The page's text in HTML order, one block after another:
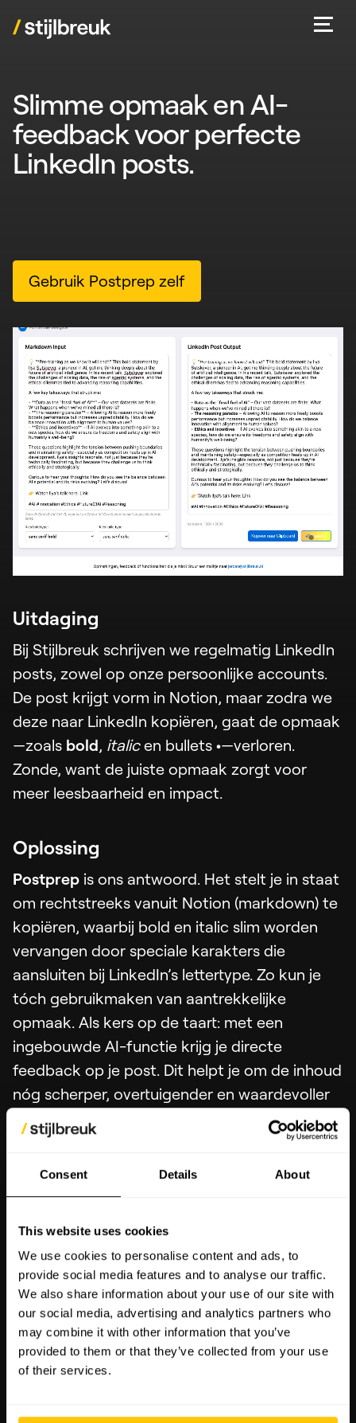
Consent Details About
This website uses cookies
We use cookies to personalise content and ads, to
provide social media features and to analyse our traffic.
We also share information about your use of our site with
our social media, advertising and analytics partners who
may combine it with other information that you’ve
provided to them or that they’ve collected from your use
of their services.
Slimme opmaak en AI-
feedback voor perfecte
LinkedIn posts.
Gebruik Postprep zelf
Uitdaging
Bij Stijlbreuk schrijven we regelmatig LinkedIn
posts, zowel op onze persoonlijke accounts.
De post krijgt vorm in Notion, maar zodra we
deze naar LinkedIn kopiëren, gaat de opmaak
—zoals bold, italicen bullets •—verloren.
Zonde, want de juiste opmaak zorgt voor
meer leesbaarheid en impact.
Oplossing
Postprep is ons antwoord. Het stelt je in staat
om rechtstreeks vanuit Notion (markdown) te
kopiëren, waarbij bold en italic slim worden
vervangen door speciale karakters die
aansluiten bij LinkedIn’s lettertype. Zo kun je
tóch gebruikmaken van aantrekkelijke
opmaak. Als kers op de taart: met een
ingebouwde AI-functie krijg je directe
feedback op je post. Dit helpt je om de inhoud
nóg scherper, overtuigender en waardevoller
te maken voor je publiek.
Waarde
Met Postprep kun je:
Je boodschap helderder en professioneler
presenteren dankzij slimme opmaak.
AI inzetten als je persoonlijke redacteur,
waardoor je posts altijd de juiste toon en
structuur hebben.
Tijdbesparen en consistentie garanderen